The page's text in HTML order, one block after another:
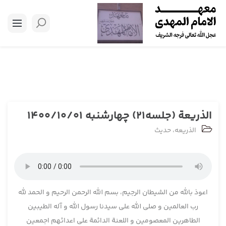
الذریعة (جلسه21) چهارشنبه 1400/10/01
الذریعه،حدیث
اعوذ بالله من الشیطان الرجیم، بسم الله الرحمن الرحیم و الحمد لله
رب العالمین و صلی الله علی سیدنا رسول الله و آله الطیبین
الطاهرین المعصومین و اللعنة الدائمة علی اعدائهم اجمعین